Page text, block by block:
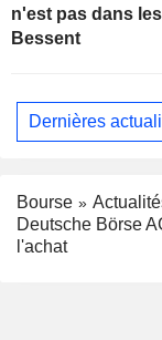
n'est pas dans
Bessent
Dernières
Bourse
Deutsche Börse
l'achat